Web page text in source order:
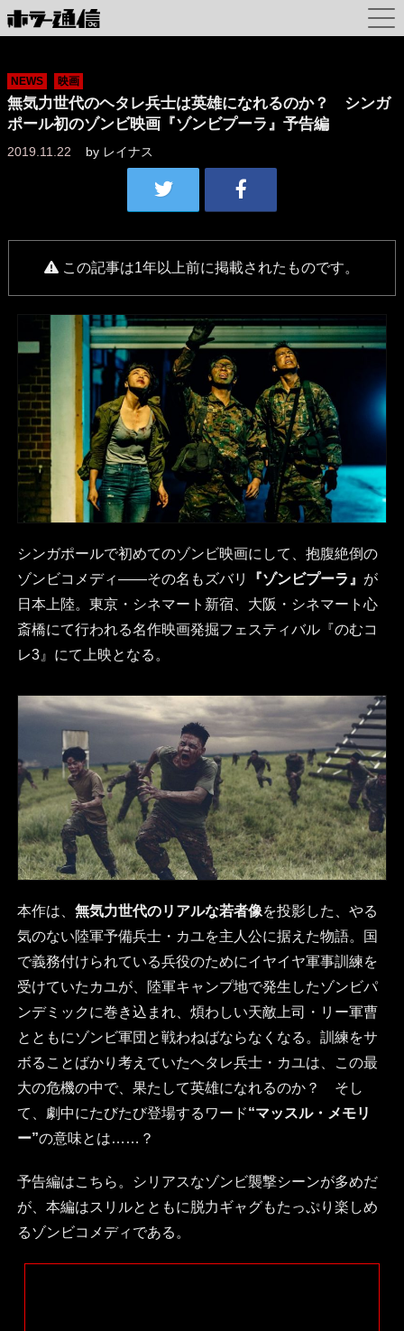
NEWS 映画
無気力世代のヘタレ兵士は英雄になれるのか？ シンガ
ポール初のゾンビ映画『ゾンビプーラ』予告編
2019.11.22 by レイナス
この記事は1年以上前に掲載されたものです。
シンガポールで初めてのゾンビ映画にして、抱腹絶倒の
ゾンビコメディ――その名もズバリ
『ゾンビプーラ』 が
日本上陸。東京・シネマート新宿、大阪・シネマート心
斎橋にて行われる名作映画発掘フェスティバル『のむコ
レ3』にて上映となる。
本作は、 無気力世代のリアルな若者像を投影した、やる
気のない陸軍予備兵士・カユを主人公に据えた物語。国
で義務付けられている兵役のためにイヤイヤ軍事訓練を
受けていたカユが、陸軍キャンプ地で発生したゾンビパ
ンデミックに巻き込まれ、煩わしい天敵上司・リー軍曹
とともにゾンビ軍団と戦わねばならなくなる。訓練をサ
ボることばかり考えていたヘタレ兵士・カユは、この最
大の危機の中で、果たして英雄になれるのか？ そし
て、劇中にたびたび登場するワード“マッスル・メモリ
ー”の意味とは……？
予告編はこちら。シリアスなゾンビ襲撃シーンが多めだ
が、本編はスリルとともに脱力ギャグもたっぷり楽しめ
るゾンビコメディである。